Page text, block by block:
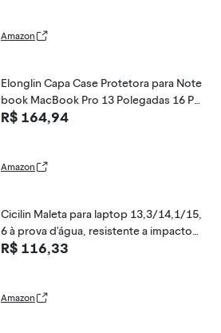
eção,Preto
Amazon
Elonglin Capa Case Protetora para Note
book MacBook Pro 13 Polegadas 16 Po
legadas Bolsa para Laptop Sem Estamp
R$ 164,94
Amazon
Cicilin Maleta para laptop 13,3/14,1/15,
6 à prova d'água, resistente a impactos,
Preto, 14.1''
R$ 116,33
Amazon